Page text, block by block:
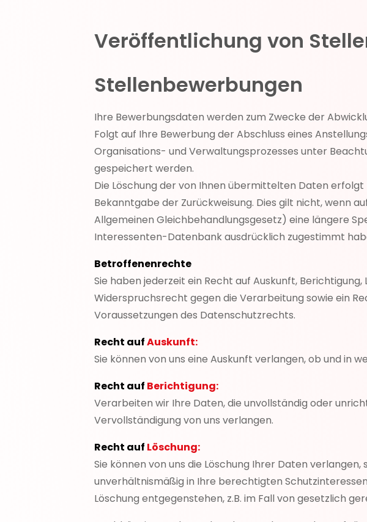
Veröffentlichung von
Stellenbewerbungen
Ihre Bewerbungsdaten werden zum Zwecke der
Folgt auf Ihre Bewerbung der Abschluss eines
Organisations- und Verwaltungsprozesses unter
gespeichert werden.
Die Löschung der von Ihnen übermittelten Daten
Bekanntgabe der Zurückweisung. Dies gilt nicht, wenn
Allgemeinen Gleichbehandlungsgesetz) eine längere
Interessenten-Datenbank ausdrücklich zugestimmt
Betroffenenrechte
Sie haben jederzeit ein Recht auf Auskunft,
Widerspruchsrecht gegen die Verarbeitung sowie ein
Voraussetzungen des Datenschutzrechts.
Recht aufAuskunft:
Sie können von uns eine Auskunft verlangen, ob und in
Recht auf Berichtigung:
Verarbeiten wir Ihre Daten, die unvollständig oder
Vervollständigung von uns verlangen.
Recht auf Löschung:
Sie können von uns die Löschung Ihrer Daten
unverhältnismäßig in Ihre berechtigten
Löschung entgegenstehen, z.B. im Fall von gesetzlich